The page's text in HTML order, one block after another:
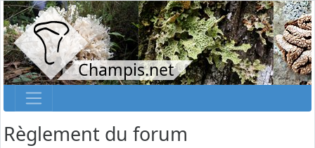
Champis.net
Règlement du forum